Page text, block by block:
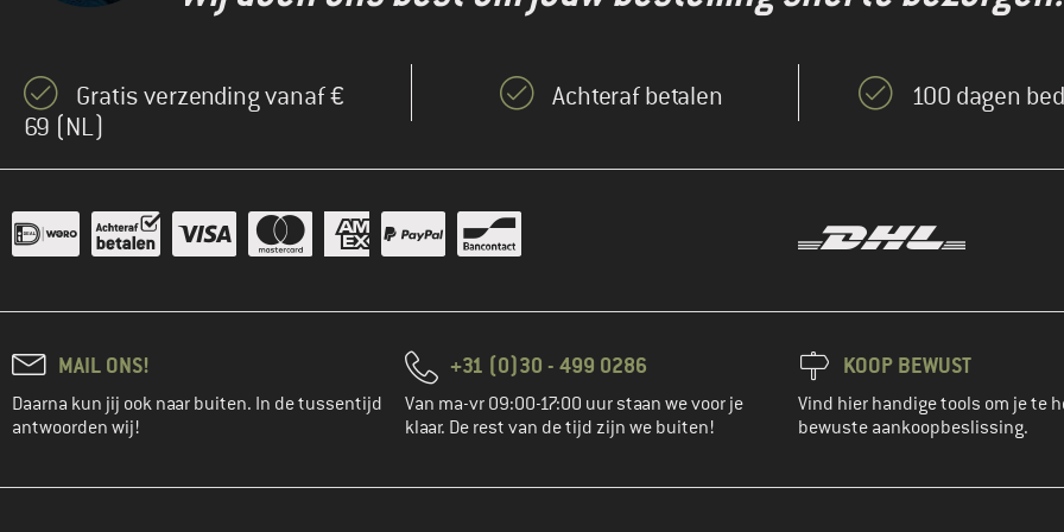
CAFÉ DU CYCLISTE (1)
CMP (56)
Colmar Active(15)
Cool Shoe
Craft (6)
Crocs(39)
Gratis verzending vanaf €
69 (NL)
Achteraf betalen 100 dagen
MAIL ONS!
Daarna kun jij ook naar buiten. In de tussentijd
antwoorden wij!
+31 (0)30 - 499 0286
Van ma-vr 09:00-17:00 uur staan we voor je
klaar. De rest van de tijd zijn we buiten!
KOOP BEWUST
Vind hier handige tools om je te
bewuste aankoopbeslissing.